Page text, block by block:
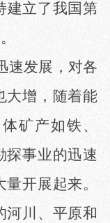
建立了我国第
速发展，对各
大增，随着能
矿产如铁、
探事业的迅速
开展起来。
河川、平原和